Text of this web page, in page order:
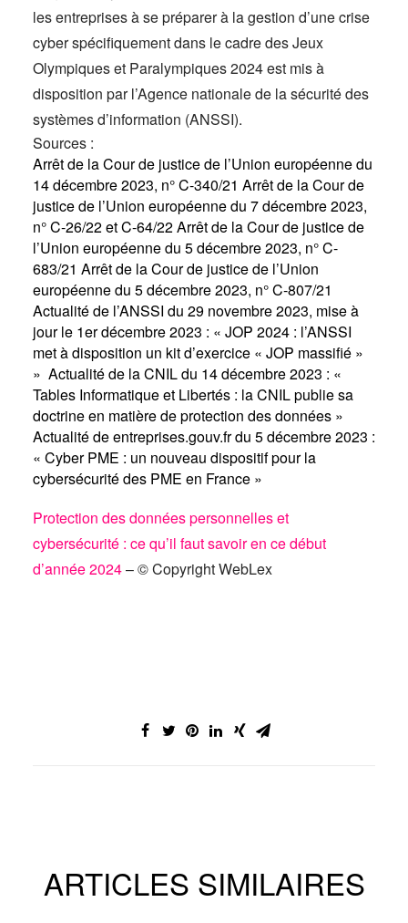
les entreprises à se préparer à la gestion d’une crise
cyber spécifiquement dans le cadre des Jeux
Olympiques et Paralympiques 2024 est mis à
disposition par l’Agence nationale de la sécurité des
systèmes d’information (ANSSI).
Sources :
Arrêt de la Cour de justice de l’Union européenne du
14 décembre 2023, n° C-340/21 Arrêt de la Cour de
justice de l’Union européenne du 7 décembre 2023,
n° C-26/22 et C-64/22Arrêt de la Cour de justice de
l’Union européenne du 5 décembre 2023, n° C-
683/21 Arrêt de la Cour de justice de l’Union
européenne du 5 décembre 2023, n° C-807/21
Actualité de l’ANSSI du 29 novembre 2023, mise à
jour le 1er décembre 2023 : « JOP 2024 : l’ANSSI
met à disposition un kit d’exercice « JOP massifié »
» Actualité de la CNIL du 14 décembre 2023 : «
Tables Informatique et Libertés : la CNIL publie sa
doctrine en matière de protection des données »
Actualité de entreprises.gouv.fr du 5 décembre 2023 :
« Cyber PME : un nouveau dispositif pour la
cybersécurité des PME en France »
Protection des données personnelles et
cybersécurité : ce qu’il faut savoir en ce début
d’année 2024– © Copyright WebLex
ARTICLES SIMILAIRES